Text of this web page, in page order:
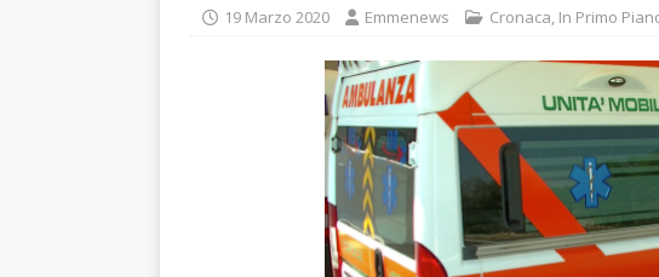
19 Marzo 2020 Emmenews Cronaca, In Primo